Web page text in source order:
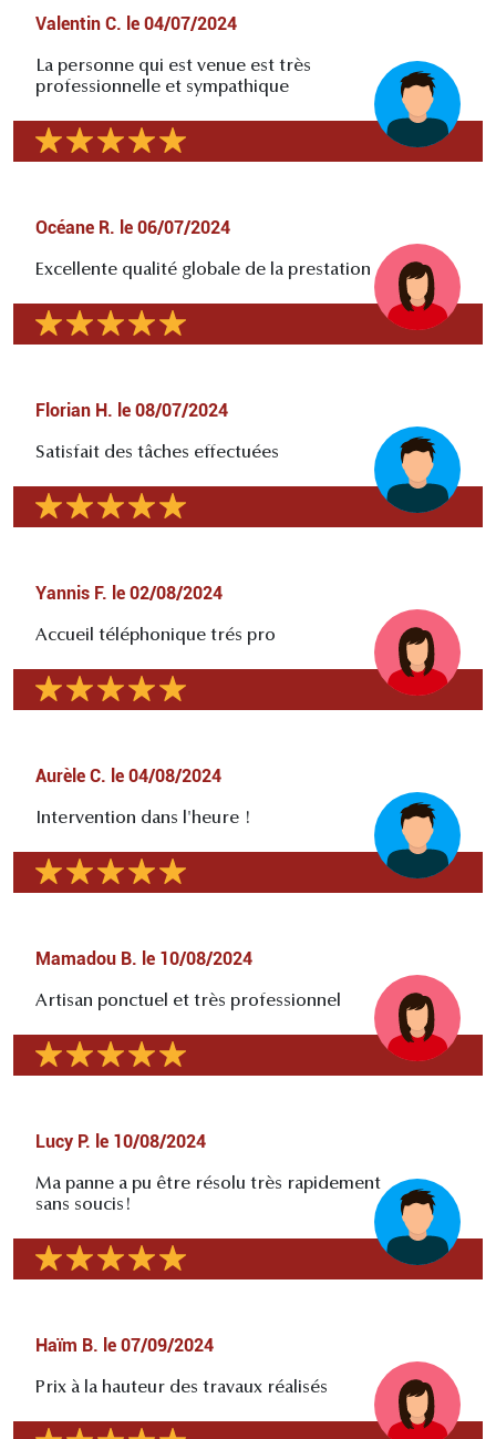
Valentin C. le 04/07/2024
La personne qui est venue est très
professionnelle et sympathique
Océane R. le 06/07/2024
Excellente qualité globale de la prestation
Florian H. le 08/07/2024
Satisfait des tâches effectuées
Yannis F. le 02/08/2024
Accueil téléphonique trés pro
Aurèle C. le 04/08/2024
Intervention dans l'heure !
Mamadou B. le 10/08/2024
Artisan ponctuel et très professionnel
Lucy P. le 10/08/2024
Ma panne a pu être résolu très rapidement
sans soucis!
Haïm B. le 07/09/2024
Prix à la hauteur des travaux réalisés